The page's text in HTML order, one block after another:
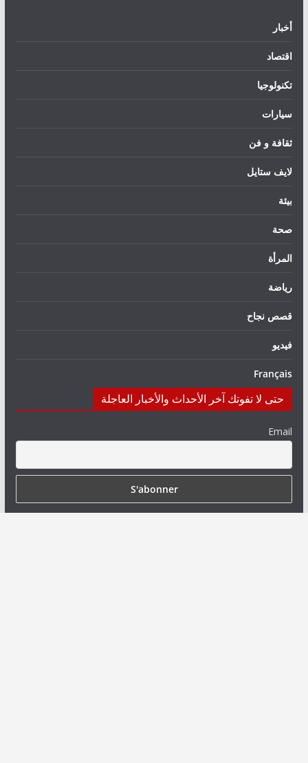
أخبار
اقتصاد
تكنولوجيا
سيارات
ثقافة و فن
لايف ستايل
بيئة
صحة
المرأة
رياضة
قصص نجاح
فيديو
Français
حتى لا تفوتك آخر الأحداث والأخبار العاجلة
Email